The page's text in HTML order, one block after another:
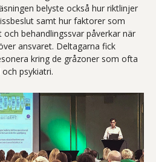
belyste också hur riktlinjer
samt hur faktorer som
behandlingssvar påverkar när
ansvaret. Deltagarna fick
kring de gråzoner som ofta
psykiatri.